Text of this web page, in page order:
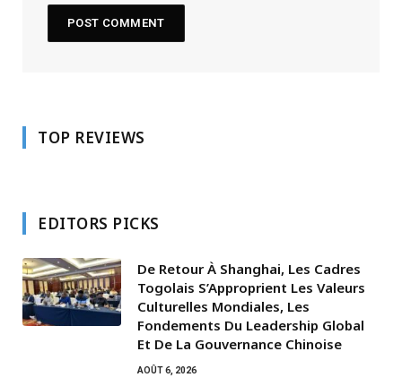
TOP REVIEWS
EDITORS PICKS
De Retour À Shanghai, Les Cadres
Togolais S’Approprient Les Valeurs
Culturelles Mondiales, Les
Fondements Du Leadership Global
Et De La Gouvernance Chinoise
AOÛT 6, 2026